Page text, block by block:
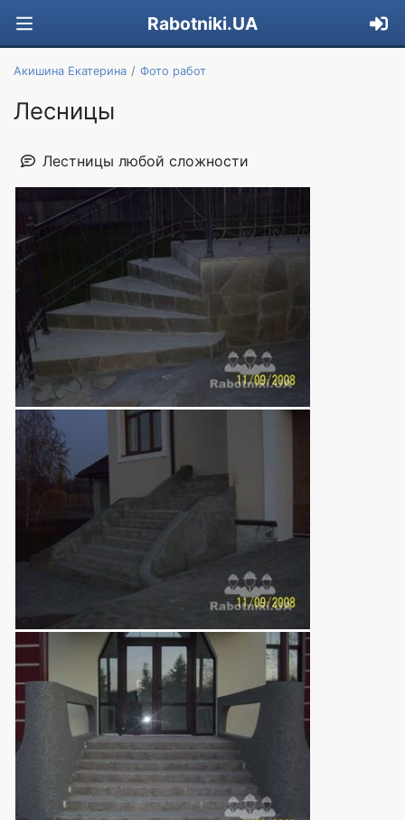
Rabotniki.UA
Акишина Екатерина Фото работ
Лесницы
Лестницы любой сложности